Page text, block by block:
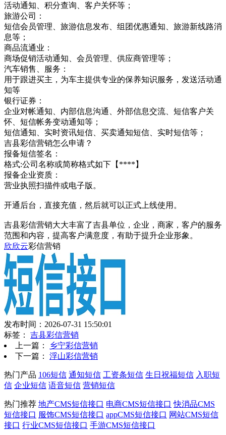
活动通知、积分查询、客户关怀等；
旅游公司：
短信会员管理、旅游信息发布、组团优惠通知、旅游新线路消
息等；
商品流通业：
商场促销活动通知、会员管理、供应商管理等；
汽车销售、服务：
用于跟进买主，为车主提供专业的保养知识服务，发送活动通
知等
银行证券：
企业对帐通知、内部信息沟通、外部信息交流、短信客户关
怀、短信帐务变动通知等；
短信通知、实时资讯短信、买卖通知短信、实时短信等；
吉县彩信营销怎么申请？
报备短信签名：
格式:公司名称或简称格式如下【****】
报备企业资质：
营业执照扫描件或电子版。
开通后台，直接充值，然后就可以正式上线使用。
吉县彩信营销大大丰富了吉县单位，企业，商家，客户的服务
范围和内容，提高客户满意度，有助于提升企业形象。
欣欣云彩信营销
发布时间：2026-07-31 15:50:01
标签： 吉县彩信营销
上一篇：
乡宁彩信营销
下一篇： 浮山彩信营销
热门产品 106短信 通知短信 工资条短信 生日祝福短信 入职短
信 企业短信 语音短信 营销短信
热门推荐 地产CMS短信接口 电商CMS短信接口 快消品CMS
短信接口 服饰CMS短信接口 appCMS短信接口 网站CMS短信
接口 行业CMS短信接口 手游CMS短信接口